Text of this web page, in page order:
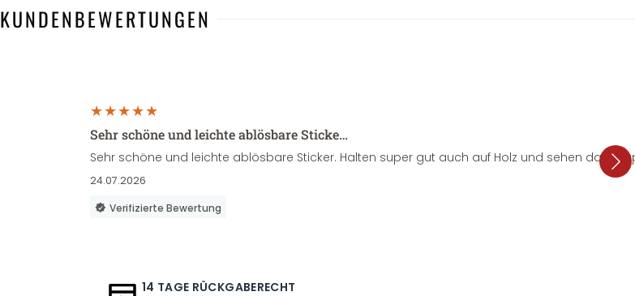
KUNDENBEWERTUNGEN
Sehr schöne und leichte ablösbare Sticke…
Sehr schöne und leichte ablösbare Sticker. Halten super gut auch auf Holz und sehen dazu
24.07.2026
Verifizierte Bewertung
14 TAGE RÜCKGABERECHT